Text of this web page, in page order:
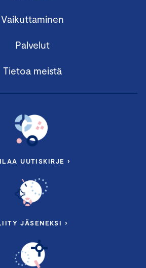
Vaikuttaminen
Palvelut
Tietoa meistä
UUTISKIRJE ›
JÄSENEKSI ›